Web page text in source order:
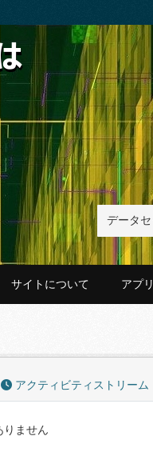
サイトについて アプリ
アクティビティストリーム
ません